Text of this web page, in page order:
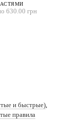
630.00 грн
и быстрые),
правила